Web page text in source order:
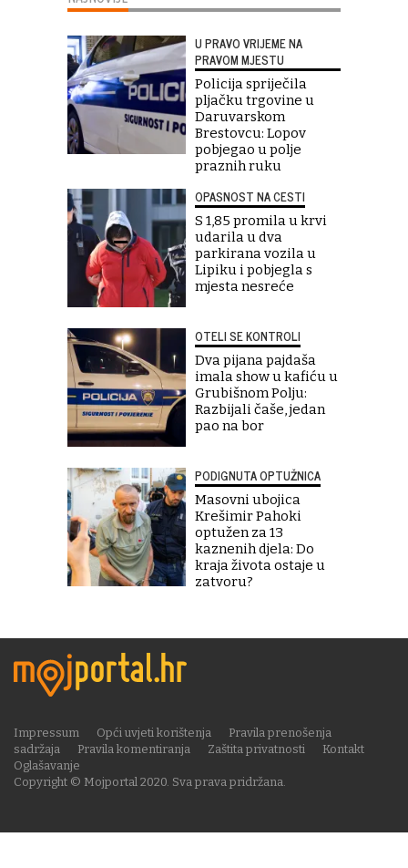
U PRAVO VRIJEME NA
PRAVOM MJESTU
Policija spriječila
pljačku trgovine u
Daruvarskom
Brestovcu: Lopov
pobjegao u polje
praznih ruku
OPASNOST NA CESTI
S 1,85 promila u krvi
udarila u dva
parkirana vozila u
Lipiku i pobjegla s
mjesta nesreće
OTELI SE KONTROLI
Dva pijana pajdaša
imala show u kafiću u
Grubišnom Polju:
Razbijali čaše, jedan
pao na bor
PODIGNUTA OPTUŽNICA
Masovni ubojica
Krešimir Pahoki
optužen za 13
kaznenih djela: Do
kraja života ostaje u
zatvoru?
Copyright © Mojportal 2020. Sva prava pridržana.
Impressum Opći uvjeti korištenja
Pravila prenošenja
sadržaja
Pravila komentiranja Zaštita privatnosti
Kontakt
Oglašavanje